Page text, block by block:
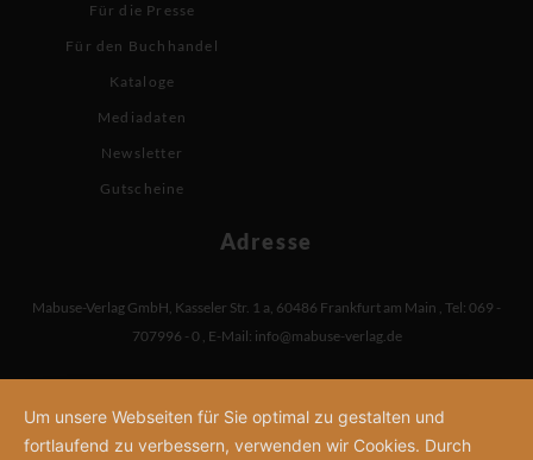
Für die Presse
Für den Buchhandel
Kataloge
Mediadaten
Newsletter
Gutscheine
Adresse
Mabuse-Verlag GmbH, Kasseler Str. 1 a, 60486 Frankfurt am Main , Tel: 069 -
707996 - 0 , E-Mail: info@mabuse-verlag.de
Um unsere Webseiten für Sie optimal zu gestalten und
fortlaufend zu verbessern, verwenden wir Cookies. Durch